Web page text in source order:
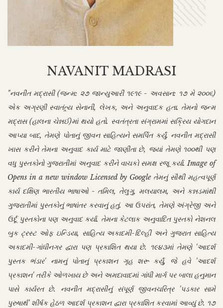
NAVANIT MADRASI
"નવનીત મદ્રાસી (જન્મ: ૨૭ જાન્યુઆરી ૧૯૧૯ - અવસાન: ૧૭ મે ૨૦૦૬)
એક અગ્રણી સ્વાતંત્ર્ય સેનાની, લેખક, અને અનુવાદક હતા. તેમનો જન્મ
મદ્રાસ (હાલના ચેન્નઈ)માં થયો હતો. સ્વતંત્રતા સંગ્રામમાં સક્રિય યોગદાન
આપ્યા બાદ, તેમણે પોતાનું જીવન સાહિત્યને સમર્પિત કર્યું. નવનીત મદ્રાસી
ખાસ કરીને તેમના અનુવાદ કાર્ય માટે જાણીતા છે, જ્યાં તેમણે ૧૦૦થી પણ
વધુ પુસ્તકોનો ગુજરાતીમાં અનુવાદ કરીને વાચકો સમક્ષ રજૂ કર્યા. Image of
Opens in a new window Licensed by Google તેમનું સૌથી મહત્વપૂર્ણ
કાર્ય દક્ષિણ ભારતીય ભાષાઓ - તમિલ, તેલુગુ, મલયાલમ, અને કન્નડમાંથી
ગુજરાતીમાં પુસ્તકોનું ભાષાંતર કરવાનું હતું. આ ઉપરાંત, તેમણે અંગ્રેજી અને
ઉર્દૂ પુસ્તકોના પણ અનુવાદ કર્યા. તેમના કેટલાક અનુવાદિત પુસ્તકો નેશનલ
બુક ટ્રસ્ટ ઓફ ઇન્ડિયા, સાહિત્ય અકાદમી-દિલ્હી અને ગુજરાત સાહિત્ય
અકાદમી-ગાંધીનગર દ્વારા પણ પ્રકાશિત થયા છે. ૧૯૪૩માં તેમણે 'આદર્શ
પુસ્તક ભંડાર' નામનું પોતાનું પ્રકાશન ગૃહ શરૂ કર્યું, જે હવે 'આદર્શ
પ્રકાશન' તરીકે ઓળખાય છે અને અમદાવાદમાં ગાંધી માર્ગ પર બાલા હનુમાન
પાસે કાર્યરત છે. નવનીત મદ્રાસીનું સંપૂર્ણ જીવનચરિત્ર 'પડકાર સામે
પુરુષાર્થ' શીર્ષક હેઠળ આદર્શ પ્રકાશન દ્વારા પ્રકાશિત કરવામાં આવ્યું છે. ૧૭